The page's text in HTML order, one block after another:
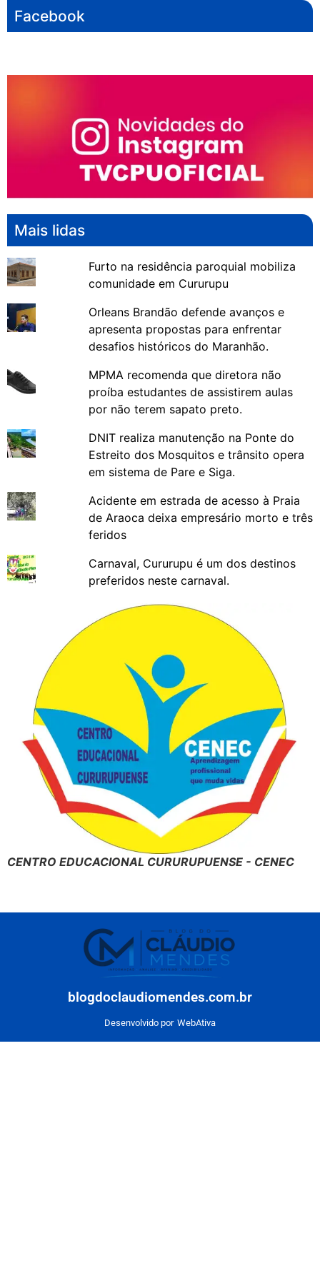
Facebook
Mais lidas
Furto na residência paroquial mobiliza
comunidade em Cururupu
Orleans Brandão defende avanços e
apresenta propostas para enfrentar
desafios históricos do Maranhão.
MPMA recomenda que diretora não
proíba estudantes de assistirem aulas
por não terem sapato preto.
DNIT realiza manutenção na Ponte do
Estreito dos Mosquitos e trânsito opera
em sistema de Pare e Siga.
Acidente em estrada de acesso à Praia
de Araoca deixa empresário morto e três
feridos
Carnaval, Cururupu é um dos destinos
preferidos neste carnaval.
CENTRO EDUCACIONAL CURURUPUENSE - CENEC
blogdoclaudiomendes.com.br
Desenvolvido por WebAtiva